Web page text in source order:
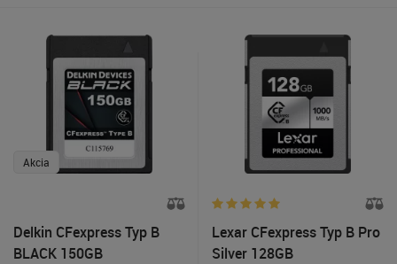
Akcia
Delkin CFexpress Typ B
BLACK 150GB
Lexar CFexpress Typ B Pro
Silver 128GB